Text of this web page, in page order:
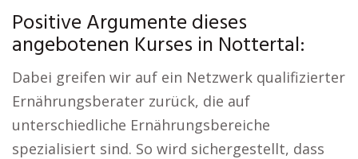
Positive Argumente dieses
angebotenen Kurses in Nottertal:
Dabei greifen wir auf ein Netzwerk qualifizierter
Ernährungsberater zurück, die auf
unterschiedliche Ernährungsbereiche
spezialisiert sind. So wird sichergestellt, dass